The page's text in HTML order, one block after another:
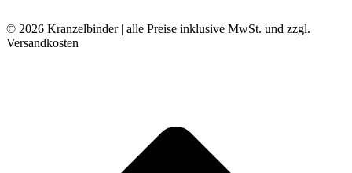
© 2026 Kranzelbinder | alle Preise inklusive MwSt. und zzgl.
Versandkosten